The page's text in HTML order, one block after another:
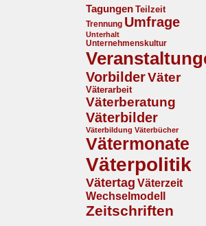
Tagungen Teilzeit
Trennung Umfrage
Unterhalt
Unternehmenskultur
VorbilderVäter
Väterarbeit
Väterberatung
Väterbilder
Väterbildung Väterbücher
Vätermonate
Väterpolitik
Vätertag Väterzeit
Wechselmodell
Zeitschriften